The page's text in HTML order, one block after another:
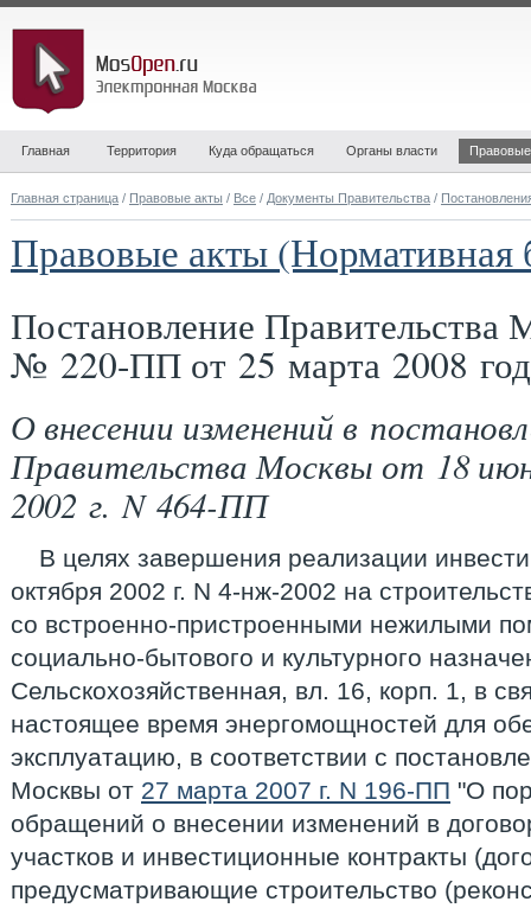
Главная Территория Куда обращаться Органы власти
Главная страница / Правовые акты / Все / Документы Правительства /
Правовые акты (Нормативная
Постановление Правительства
№ 220-ПП от 25 марта 2008
О внесении изменений в
Правительства Москвы от 18
2002 г. N 464-ПП
В целях завершения реализации
октября 2002 г. N 4-нж-2002 на
со встроенно-пристроенными нежилыми
социально-бытового и культурного
Сельскохозяйственная, вл. 16, корп. 1, в
настоящее время энергомощностей для
эксплуатацию, в соответствии с
Москвы от 27 марта 2007 г. N 196-ПП "О
обращений о внесении изменений в
участков и инвестиционные контракты
предусматривающие строительство